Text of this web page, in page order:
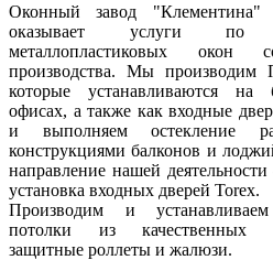
Оконный завод "Клементина"
оказывает услуги по
металлопластиковых окон
производства. Мы производим
которые устанавливаются на
офисах, а также как входные
и выполняем остекление
конструкциями балконов и
направление нашей
установка входных дверей Torex.
Производим и
потолки из качественных
защитные роллеты и жалюзи.